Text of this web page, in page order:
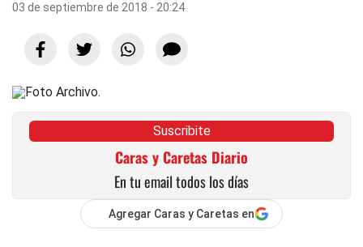
03 de septiembre de 2018 - 20:24
Suscribite
Caras y Caretas Diario
En tu email todos los días
Agregar Caras y Caretas en